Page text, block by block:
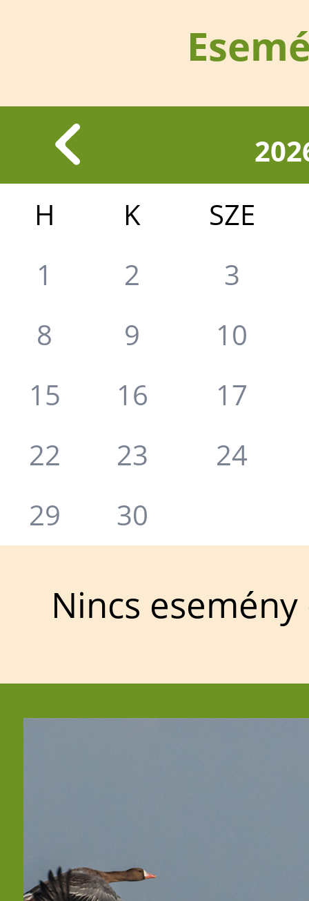
H
K
SZE
1
2
3
8
9
10
15
16
17
22
23
24
29
30
Nincs